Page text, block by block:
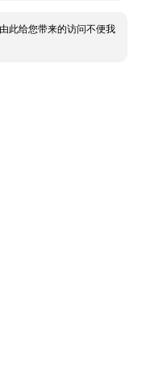
此给您带来的访问不便我